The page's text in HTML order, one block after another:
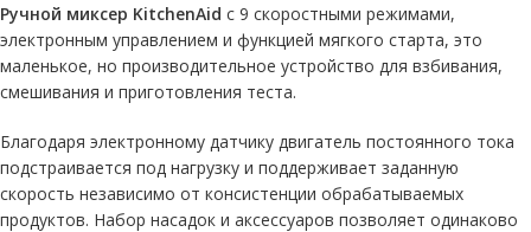
Ручной миксер KitchenAid с 9 скоростными режимами,
электронным управлением и функцией мягкого старта, это
маленькое, но производительное устройство для взбивания,
смешивания и приготовления теста.
Благодаря электронному датчику двигатель постоянного тока
подстраивается под нагрузку и поддерживает заданную
скорость независимо от консистенции обрабатываемых
продуктов. Набор насадок и аксессуаров позволяет одинаково